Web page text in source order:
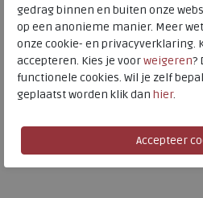
Toon alles van Berkelmans
Naar alle sneakers /
Naar alleBerkelmans sneakers
Is dit iets voor u?
gedrag binnen en buiten onze
op een anonieme manier. Meer
onze cookie- en privacyverklaring.
accepteren. Kies je voorweigeren?
functionele cookies. Wil je zelf
geplaatst worden klik dan hier.